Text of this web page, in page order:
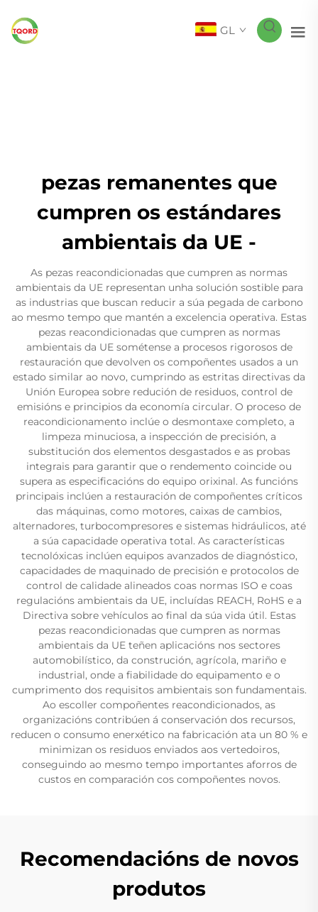
GL
pezas remanentes que
cumpren os estándares
ambientais da UE -
As pezas reacondicionadas que cumpren as normas
ambientais da UE representan unha solución sostible para
as industrias que buscan reducir a súa pegada de carbono
ao mesmo tempo que mantén a excelencia operativa. Estas
pezas reacondicionadas que cumpren as normas
ambientais da UE sométense a procesos rigorosos de
restauración que devolven os compoñentes usados a un
estado similar ao novo, cumprindo as estritas directivas da
Unión Europea sobre redución de residuos, control de
emisións e principios da economía circular. O proceso de
reacondicionamento inclúe o desmontaxe completo, a
limpeza minuciosa, a inspección de precisión, a
substitución dos elementos desgastados e as probas
integrais para garantir que o rendemento coincide ou
supera as especificacións do equipo orixinal. As funcións
principais inclúen a restauración de compoñentes críticos
das máquinas, como motores, caixas de cambios,
alternadores, turbocompresores e sistemas hidráulicos, até
a súa capacidade operativa total. As características
tecnolóxicas inclúen equipos avanzados de diagnóstico,
capacidades de maquinado de precisión e protocolos de
control de calidade alineados coas normas ISO e coas
regulacións ambientais da UE, incluídas REACH, RoHS e a
Directiva sobre vehículos ao final da súa vida útil. Estas
pezas reacondicionadas que cumpren as normas
ambientais da UE teñen aplicacións nos sectores
automobilístico, da construción, agrícola, mariño e
industrial, onde a fiabilidade do equipamento e o
cumprimento dos requisitos ambientais son fundamentais.
Ao escoller compoñentes reacondicionados, as
organizacións contribúen á conservación dos recursos,
reducen o consumo enerxético na fabricación ata un 80 % e
minimizan os residuos enviados aos vertedoiros,
conseguindo ao mesmo tempo importantes aforros de
custos en comparación cos compoñentes novos.
Recomendacións de novos
produtos